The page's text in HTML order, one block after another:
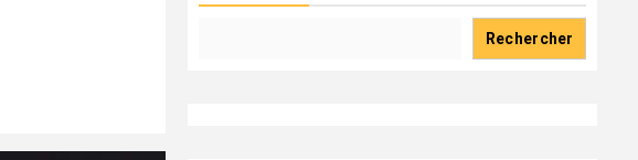
Rechercher